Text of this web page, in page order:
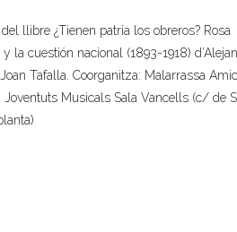
del llibre ¿Tienen patria los obreros? Rosa
y la cuestión nacional (1893-1918)
Tafalla. Coorganitza: Malarrassa
Joventuts Musicals Sala Vancells (c/ de